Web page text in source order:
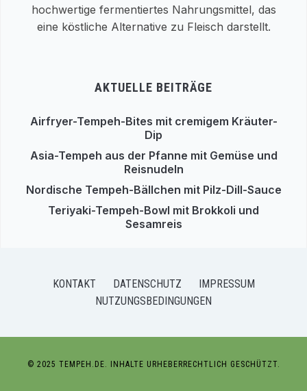
hochwertige fermentiertes Nahrungsmittel, das
eine köstliche Alternative zu Fleisch darstellt.
AKTUELLE BEITRÄGE
Airfryer-Tempeh-Bites mit cremigem Kräuter-
Dip
Asia-Tempeh aus der Pfanne mit Gemüse und
Reisnudeln
Nordische Tempeh-Bällchen mit Pilz-Dill-Sauce
Teriyaki-Tempeh-Bowl mit Brokkoli und
Sesamreis
KONTAKT DATENSCHUTZ
IMPRESSUM
NUTZUNGSBEDINGUNGEN
© 2025 TEMPEH.DE. INHALTE URHEBERRECHTLICH GESCHÜTZT.